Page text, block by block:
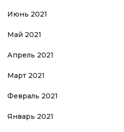
Июнь 2021
Май 2021
Апрель 2021
Март 2021
Февраль 2021
Январь 2021